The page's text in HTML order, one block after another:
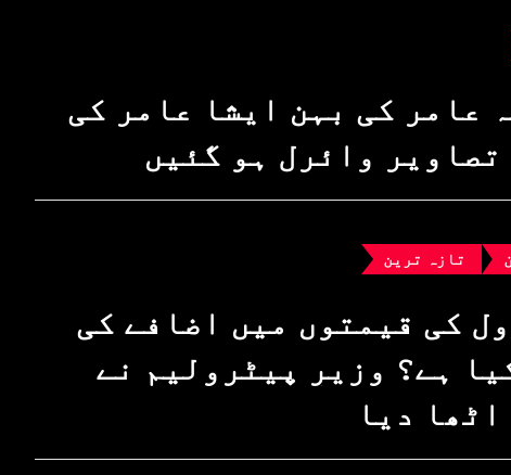
عامر کی بہن ایشا عامر کی
تصاویر وائرل ہو گئیں
تازہ ترین
کی قیمتوں میں اضافے کی
ہے؟ وزیرِ پیٹرولیم نے
اٹھا دیا